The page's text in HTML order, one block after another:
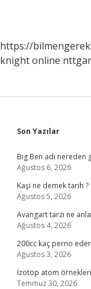
https://
knight online
Sidebar
Son Yazılar
Big Ben adı nereden
Ağustos 6, 2026
Kaşi ne demek tarih ?
Ağustos 5, 2026
Avangart tarzı ne
Ağustos 4, 2026
200cc kaç perno
Ağustos 3, 2026
İzotop atom
Temmuz 30, 2026